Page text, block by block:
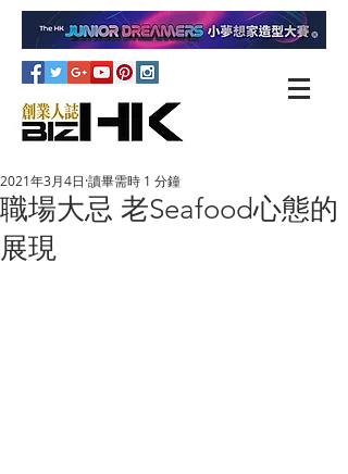
職場大忌 老Seafood心態的
展現
2021年3月4日 讀畢需時 1 分鐘